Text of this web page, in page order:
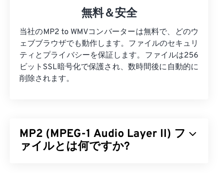
無料＆安全
当社のMP2 to WMVコンバーターは無料で、どのウ
ェブブラウザでも動作します。ファイルのセキュリ
ティとプライバシーを保証します。ファイルは256
ビットSSL暗号化で保護され、数時間後に自動的に
削除されます。
MP2 (MPEG-1 Audio Layer II) フ
ァイルとは何ですか?